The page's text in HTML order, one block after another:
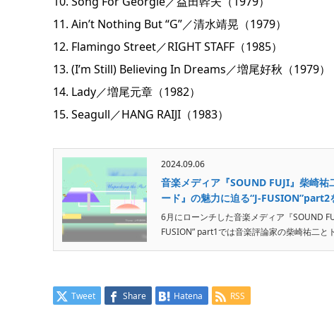
11. Ain’t Nothing But “G”／清水靖晃（1979）
12. Flamingo Street／RIGHT STAFF（1985）
13. (I’m Still) Believing In Dreams／増尾好秋（1979）
14. Lady／増尾元章（1982）
15. Seagull／HANG RAIJI（1983）
2024.09.06
音楽メディア『SOUND FUJI』柴崎
ード』の魅力に迫る“J-FUSION”part2
6月にローンチした音楽メディア『SOUND
FUSION” part1では音楽評論家の柴崎祐二と
Tweet Share Hatena RSS